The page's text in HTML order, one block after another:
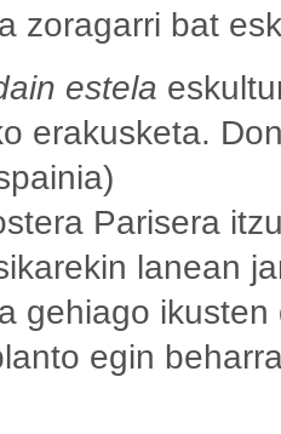
zoragarri bat
estela
erakusketa.
Parisera
lanean
gehiago ikusten
egin